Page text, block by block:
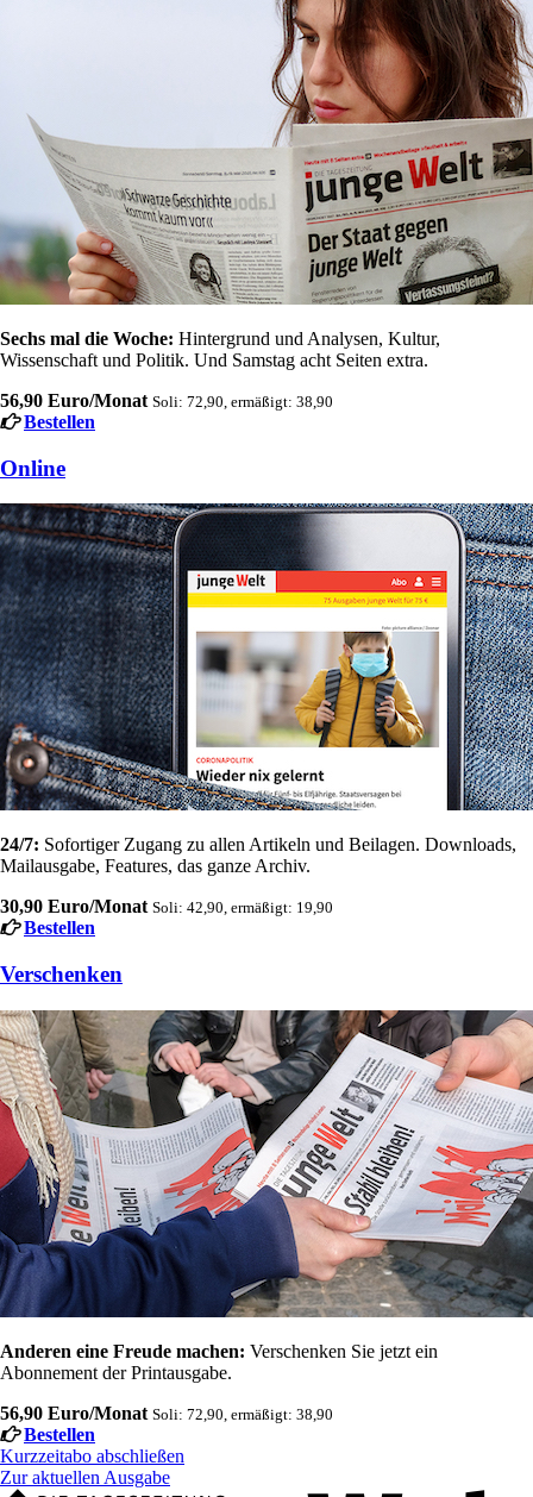
Sechs mal die Woche: Hintergrund und Analysen, Kultur,
Wissenschaft und Politik. Und Samstag acht Seiten extra.
56,90 Euro/Monat Soli: 72,90, ermäßigt: 38,90
Bestellen
Online
24/7: Sofortiger Zugang zu allen Artikeln und Beilagen. Downloads,
Mailausgabe, Features, das ganze Archiv.
30,90 Euro/Monat Soli: 42,90, ermäßigt: 19,90
Bestellen
Verschenken
Anderen eine Freude machen: Verschenken Sie jetzt ein
Abonnement der Printausgabe.
56,90 Euro/Monat Soli: 72,90, ermäßigt: 38,90
Bestellen
Kurzzeitabo abschließen
Zur aktuellen Ausgabe